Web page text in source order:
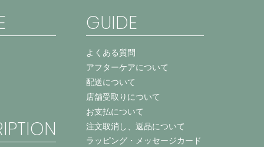
GUIDE
よくある質問
アフターケアについて
配送について
店舗受取りについて
お支払について
注文取消し、返品について
ラッピング・メッセージカード